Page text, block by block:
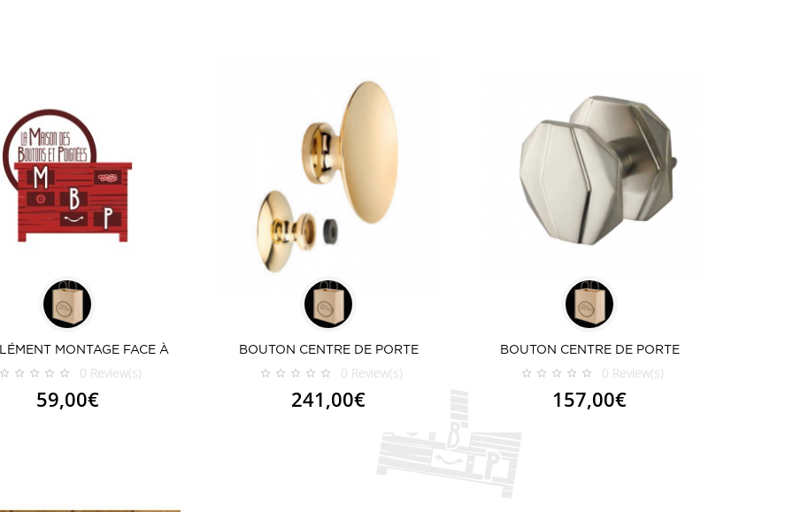
MONTAGE FACE À
FACE0 Review(s)
59,00€
BOUTON CENTRE DE PORTE
VERRE0 Review(s)
241,00€
BOUTON CENTRE DE PORTE
OCTOGONAL
0 Review(s)
157,00€